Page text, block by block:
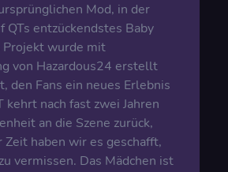
Mod, in der
QTs entzückendstes Baby
wurde mit
von Hazardous24 erstellt
den Fans ein neues Erlebnis
kehrt nach fast zwei Jahren
an die Szene zurück,
Zeit haben wir es geschafft,
vermissen. Das Mädchen ist